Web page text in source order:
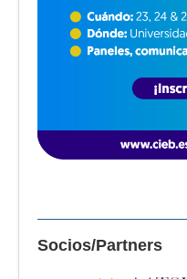
Socios/Partners